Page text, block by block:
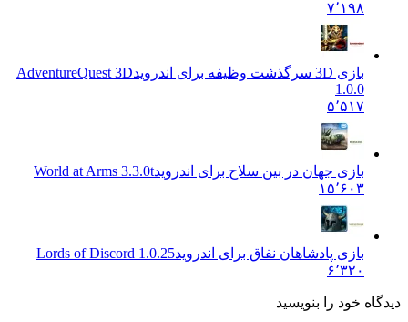
AdventureQuest 3D
بازی جهان در بین سلاح برای اندروید World at Arms 3.3.0t
۱۵٬۶۰۳
بازی پادشاهان نفاق برای اندروید Lords of Discord 1.0.25
خود را بنویسید